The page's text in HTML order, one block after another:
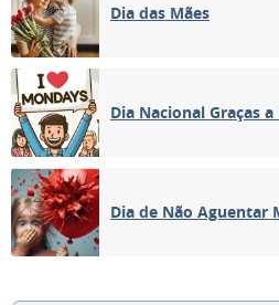
Dia das Mães
Dia Nacional Graças
Dia de Não Aguentar